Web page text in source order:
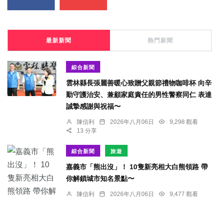
最新新聞 熱門新聞
綜合新聞
雲林縣長張麗善暖心致贈父親節禮物咖啡杯 向辛
勤守護治安、兼顧家庭責任的男性警察同仁 表達
誠摯感謝與祝福〜
陳信利 2026年八月06日
9,298 觀看
13 分享
綜合新聞 旅遊
嘉義市「熊出沒」！ 10隻新亮相大白熊領路 帶
你解鎖城市知名景點〜
陳信利 2026年八月06日
9,477 觀看